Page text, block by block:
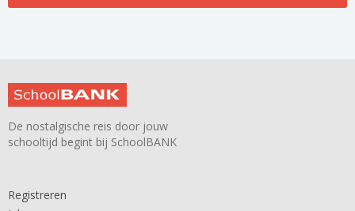
De nostalgische reis door jouw
schooltijd begint bij SchoolBANK
Registreren